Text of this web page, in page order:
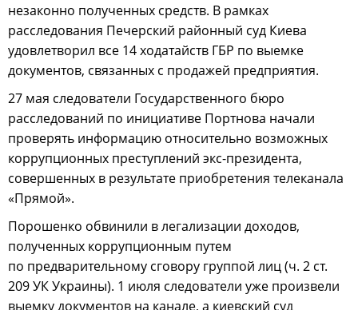
незаконно полученных средств. В рамках
расследования Печерский районный суд Киева
удовлетворил все 14 ходатайств ГБР по выемке
документов, связанных с продажей предприятия.
27 мая следователи Государственного бюро
расследований по инициативе Портнова начали
проверять информацию относительно возможных
коррупционных преступлений экс-президента,
совершенных в результате приобретения телеканала
«Прямой».
Порошенко обвинили в легализации доходов,
полученных коррупционным путем
по предварительному сговору группой лиц (ч. 2 ст.
209 УК Украины). 1 июля следователи уже произвели
выемку документов на канале, а киевский суд